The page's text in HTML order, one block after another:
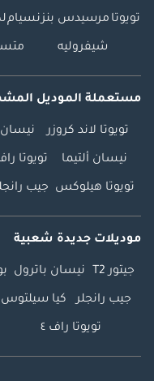
تويوتا مرسيدس بنزنسيام
شيفروليه
مستعملة الموديل
تويوتا لاند كروزر نيسان
نيسان ألتيما تويوتا
تويوتا هيلوكس جيب
موديلات جديدة شعبية
جيتور T2 نيسان باترول
جيب رانجلر كيا سيلتوس
تويوتا راف ٤